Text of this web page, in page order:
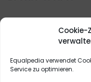
Cookie-
Equalpedia verwendet
Service zu optimieren.
Verbands der
Deutschlands e. V.
Bildung,